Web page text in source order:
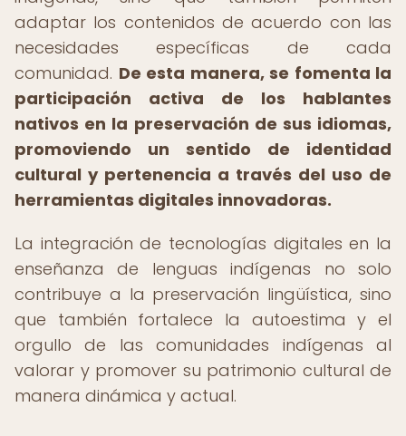
adaptar los contenidos de acuerdo con las
necesidades específicas de cada
comunidad. De esta manera, se fomenta la
participación activa de los hablantes
nativos en la preservación de sus idiomas,
promoviendo un sentido de identidad
cultural y pertenencia a través del uso de
herramientas digitales innovadoras.
La integración de tecnologías digitales en la
enseñanza de lenguas indígenas no solo
contribuye a la preservación lingüística, sino
que también fortalece la autoestima y el
orgullo de las comunidades indígenas al
valorar y promover su patrimonio cultural de
manera dinámica y actual.